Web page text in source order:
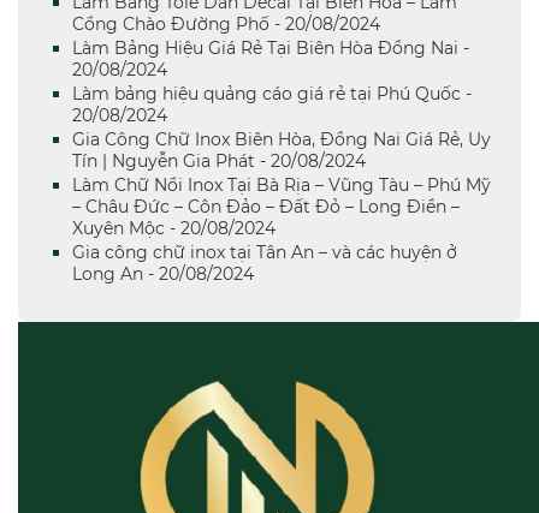
Cổng Chào Đường Phố - 20/08/2024
Làm Bảng Hiệu Giá Rẻ Tại Biên Hòa Đồng Nai -
20/08/2024
Làm bảng hiệu quảng cáo giá rẻ tại Phú Quốc -
20/08/2024
Gia Công Chữ Inox Biên Hòa, Đồng Nai Giá Rẻ, Uy
Tín | Nguyễn Gia Phát - 20/08/2024
Làm Chữ Nổi Inox Tại Bà Rịa – Vũng Tàu – Phú Mỹ
– Châu Đức – Côn Đảo – Đất Đỏ – Long Điền –
Xuyên Mộc - 20/08/2024
Gia công chữ inox tại Tân An – và các huyện ở
Long An - 20/08/2024